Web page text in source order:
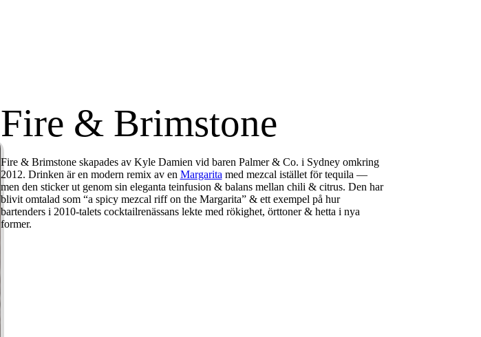
Fire & Brimstone
Fire & Brimstone skapades av Kyle Damien vid baren Palmer & Co. i Sydney omkring
2012. Drinken är en modern remix av en Margarita med mezcal istället för tequila —
men den sticker ut genom sin eleganta teinfusion & balans mellan chili & citrus. Den har
blivit omtalad som “a spicy mezcal riff on the Margarita” & ett exempel på hur
bartenders i 2010-talets cocktailrenässans lekte med rökighet, örttoner & hetta i nya
former.